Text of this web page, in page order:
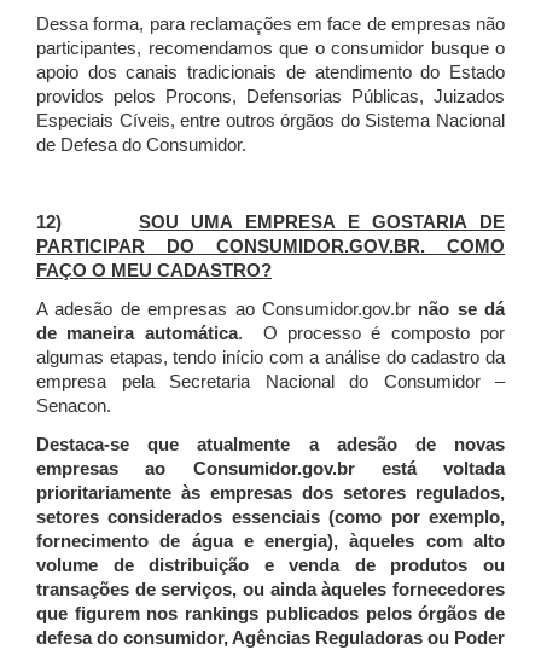
Dessa forma, para reclamações em face de empresas não
participantes, recomendamos que o consumidor busque o
apoio dos canais tradicionais de atendimento do Estado
providos pelos Procons, Defensorias Públicas, Juizados
Especiais Cíveis, entre outros órgãos do Sistema Nacional
de Defesa do Consumidor.
12) SOU UMA EMPRESA E GOSTARIA DE
PARTICIPAR DO CONSUMIDOR.GOV.BR. COMO
FAÇO O MEU CADASTRO?
A adesão de empresas ao Consumidor.gov.br não se dá
de maneira automática. O processo é composto por
algumas etapas, tendo início com a análise do cadastro da
empresa pela Secretaria Nacional do Consumidor –
Senacon.
Destaca-se que atualmente a adesão de novas
empresas ao Consumidor.gov.br está voltada
prioritariamente às empresas dos setores regulados,
setores considerados essenciais (como por exemplo,
fornecimento de água e energia), àqueles com alto
volume de distribuição e venda de produtos ou
transações de serviços, ou ainda àqueles fornecedores
que figurem nos rankings publicados pelos órgãos de
defesa do consumidor, Agências Reguladoras ou Poder